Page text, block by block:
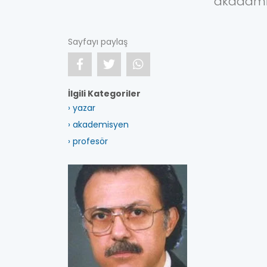
Sayfayı paylaş
İlgili Kategoriler
› yazar
› akademisyen
› profesör